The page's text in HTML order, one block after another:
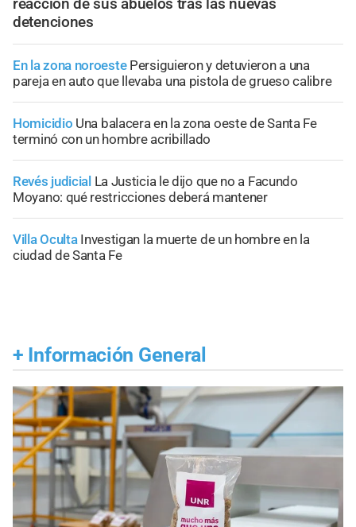
detenciones
En la zona noroeste Persiguieron y detuvieron a una
pareja en auto que llevaba una pistola de grueso calibre
Homicidio Una balacera en la zona oeste de Santa Fe
terminó con un hombre acribillado
Revés judicial La Justicia le dijo que no a Facundo
Moyano: qué restricciones deberá mantener
Villa Oculta Investigan la muerte de un hombre en la
ciudad de Santa Fe
+ Información General